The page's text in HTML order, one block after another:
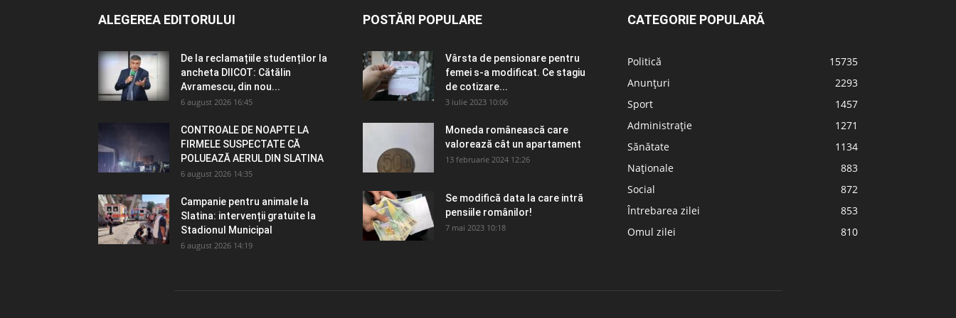
ALEGEREA EDITORULUI
De la reclamațiile studenților la
ancheta DIICOT: Cătălin
Avramescu, din nou...
6 august 2026 16:45
CONTROALE DE NOAPTE LA
FIRMELE SUSPECTATE CĂ
POLUEAZĂ AERUL DIN SLATINA
6 august 2026 14:35
Campanie pentru animale la
Slatina: intervenții gratuite la
Stadionul Municipal
6 august 2026 14:19
POSTĂRI POPULARE
Vârsta de pensionare pentru
femei s-a modificat. Ce stagiu
de cotizare...
3 iulie 2023 10:06
Moneda românească care
valorează cât un apartament
13 februarie 2024 12:26
Se modifică data la care intră
pensiile românilor!
7 mai 2023 10:18
CATEGORIE POPULARĂ
Politică
15735
Anunțuri
2293
Sport
1457
Administrație
1271
Sănătate
1134
Naționale
883
Social
872
Întrebarea zilei
853
Omul zilei
810